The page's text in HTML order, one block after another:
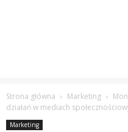
Strona główna Marketing
działań w mediach
Marketing